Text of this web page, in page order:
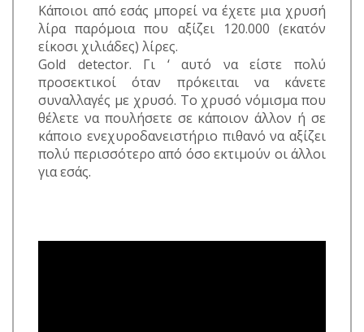
Κάποιοι από εσάς μπορεί να έχετε μια χρυσή
λίρα παρόμοια που αξίζει 120.000 (εκατόν
είκοσι χιλιάδες) λίρες.
Gold detector. Γι ‘ αυτό να είστε πολύ
προσεκτικοί όταν πρόκειται να κάνετε
συναλλαγές με χρυσό. Το χρυσό νόμισμα που
θέλετε να πουλήσετε σε κάποιον άλλον ή σε
κάποιο ενεχυροδανειστήριο πιθανό να αξίζει
πολύ περισσότερο από όσο εκτιμούν οι άλλοι
για εσάς.